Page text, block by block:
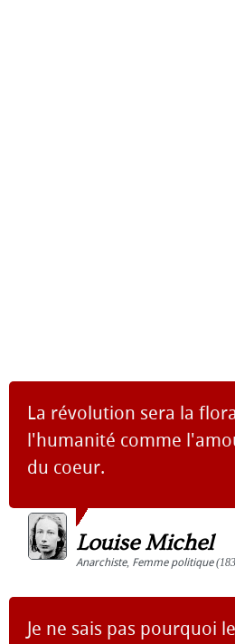
La révolution sera la
l'humanité comme
du coeur.
Louise Michel
Anarchiste, Femme politique
Je ne sais pas pourquoi